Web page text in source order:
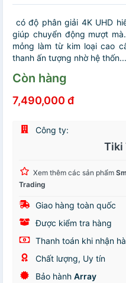
có độ phân giải 4K UHD
giúp chuyển động mượt
mỏng làm từ kim loại cao
thanh ấn tượng nhờ hệ thốn...
Còn hàng
7,490,000 đ
Công ty:
Tiki
Xem thêm các sản phẩm
Trading
Giao hàng toàn quốc
Được kiểm tra hàng
Thanh toán khi nhận
Chất lượng, Uy tín
Bảo hành Array